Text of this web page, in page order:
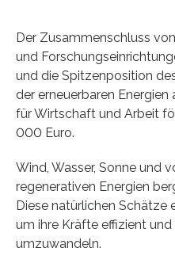
Der Zusammenschluss
und
und die Spitzenposition
der erneuerbaren Energien
für Wirtschaft und Arbeit
000 Euro.
Wind, Wasser, Sonne und
regenerativen Energien
Diese natürlichen Schätze
um ihre Kräfte effizient
umzuwandeln.